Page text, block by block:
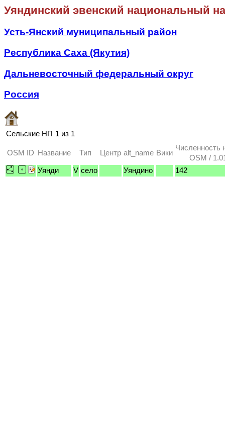
Уяндинский эвенский национальный
Усть-Янский муниципальный район
Республика Саха (Якутия)
Дальневосточный федеральный округ
Россия
Сельские НП 1 из 1
OSM ID Название Тип Центр alt_name Вики
Численность
OSM /
Уянди
V село Уяндино 142